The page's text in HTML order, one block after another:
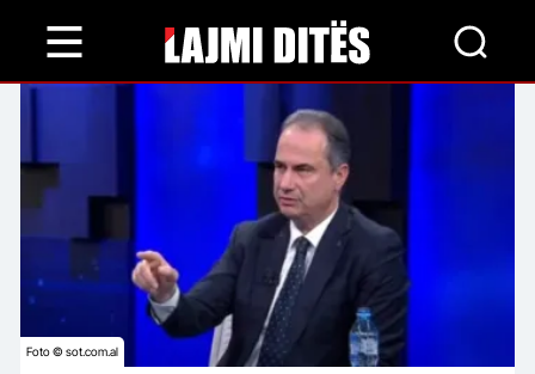
content
Foto © sot.com.al